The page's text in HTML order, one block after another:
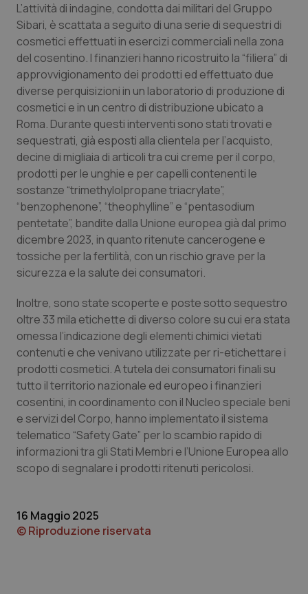
Campania
Emilia-Romagna
Friuli Venezia Giulia
Lazio
Liguria
Lombardia
Marche
Molise
Piemonte
Provincia Autonoma di Bolzano
Provincia Autonoma di Trento
Puglia
Sardegna
Toscana
Car-T
Colesterolo & coronaropatie
Dermatite Atopica
Diabete & glucometri
Disturbi dell’umore
Dolore
Donna & Salute
Epatiti
HIV
Infezioni & Febbre
Ipertensione & Scompenso
Malattie rare
Malattia di Crohn & Rettocolite Ulcerosa
Obesità
L’attività di indagine, condotta dai militari del Gruppo
Sibari, è scattata a seguito di una serie di sequestri di
cosmetici effettuati in esercizi commerciali nella zona
del cosentino. I finanzieri hanno ricostruito la “filiera” di
approvvigionamento dei prodotti ed effettuato due
diverse perquisizioni in un laboratorio di produzione di
cosmetici e in un centro di distribuzione ubicato a
Roma. Durante questi interventi sono stati trovati e
sequestrati, già esposti alla clientela per l’acquisto,
decine di migliaia di articoli tra cui creme per il corpo,
prodotti per le unghie e per capelli contenenti le
sostanze “trimethylolpropane triacrylate”,
“benzophenone”, “theophylline” e “pentasodium
pentetate”, bandite dalla Unione europea già dal primo
dicembre 2023, in quanto ritenute cancerogene e
tossiche per la fertilità, con un rischio grave per la
sicurezza e la salute dei consumatori.
Inoltre, sono state scoperte e poste sotto sequestro
oltre 33 mila etichette di diverso colore su cui era stata
omessa l’indicazione degli elementi chimici vietati
contenuti e che venivano utilizzate per ri-etichettare i
prodotti cosmetici. A tutela dei consumatori finali su
tutto il territorio nazionale ed europeo i finanzieri
cosentini, in coordinamento con il Nucleo speciale beni
e servizi del Corpo, hanno implementato il sistema
telematico “Safety Gate” per lo scambio rapido di
informazioni tra gli Stati Membri e l’Unione Europea allo
scopo di segnalare i prodotti ritenuti pericolosi.
16 Maggio 2025
© Riproduzione riservata